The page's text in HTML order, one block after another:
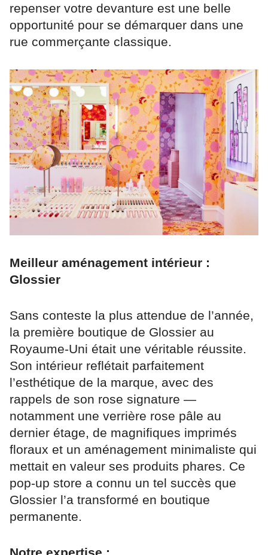
repenser votre devanture est une belle
opportunité pour se démarquer dans une
rue commerçante classique.
Meilleur aménagement intérieur :
Glossier
Sans conteste la plus attendue de l’année,
la première boutique de Glossier au
Royaume-Uni était une véritable réussite.
Son intérieur reflétait parfaitement
l’esthétique de la marque, avec des
rappels de son rose signature —
notamment une verrière rose pâle au
dernier étage, de magnifiques imprimés
floraux et un aménagement minimaliste qui
mettait en valeur ses produits phares. Ce
pop-up store a connu un tel succès que
Glossier l’a transformé en boutique
permanente.